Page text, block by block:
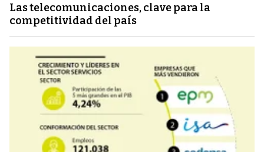
Las telecomunicaciones, clave para la
competitividad del país